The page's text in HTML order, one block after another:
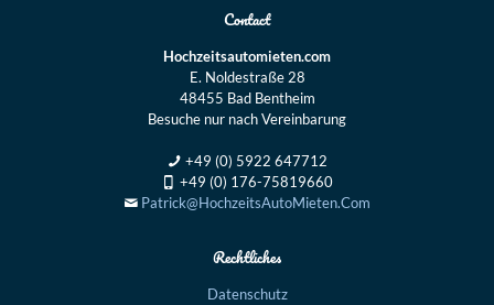
Contact
Hochzeitsautomieten.com
E. Noldestraße 28
48455 Bad Bentheim
Besuche nur nach Vereinbarung
+49 (0) 5922 647712
+49 (0) 176-75819660
Patrick@HochzeitsAutoMieten.Com
Rechtliches
Datenschutz